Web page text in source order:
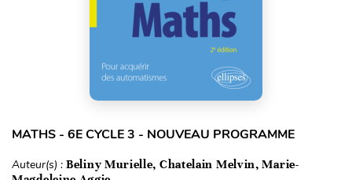
MATHS - 6E CYCLE 3 - NOUVEAU PROGRAMME
Auteur(s) : Beliny Murielle, Chatelain Melvin, Marie-